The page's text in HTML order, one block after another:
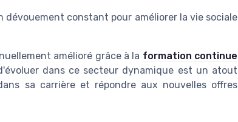
dévouement constant pour améliorer la vie sociale
amélioré grâce à la formation continue
dans ce secteur dynamique est un atout
sa carrière et répondre aux nouvelles offres